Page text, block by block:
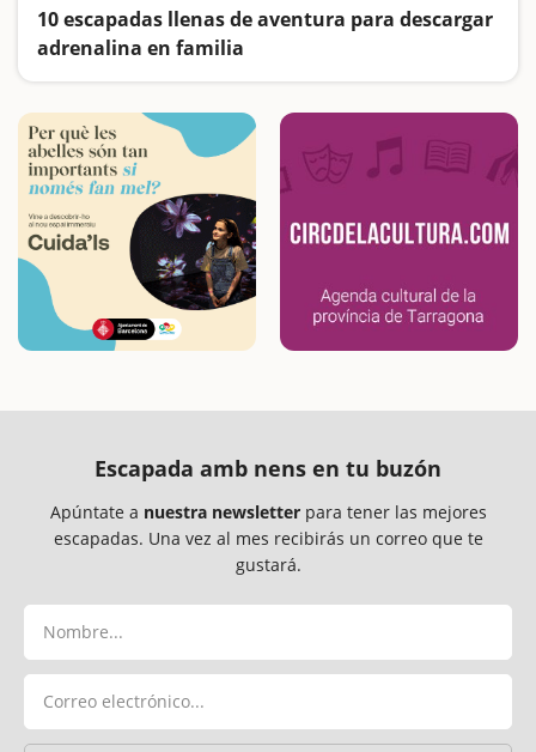
10 escapadas llenas de aventura para descargar
adrenalina en familia
Escapada amb nens en tu buzón
Apúntate a nuestra newsletterpara tener las mejores
escapadas. Una vez al mes recibirás un correo que te
gustará.